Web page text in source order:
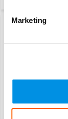
Marketing
PSP